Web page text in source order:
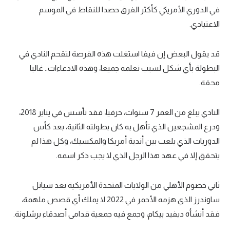
في الدوري الأمريكي كأكثر الفرق حصدا للنقاط في الموسم
الاعتيادي.
قد يقول البعض إن فيفا استغلت هذه الفرصة لتقحم النادي في
البطولة بأي شكل لسبب نعلمه جميعا، وهذه الادعاءات.. غالبا
محقة.
النادي يبلغ من العمر 7 سنوات، حرفيا، فقد تأسس في يناير 2018،
ودرع المشجعين الذي تأهل به كان بطولته الثانية، بعد كأس
الدوريات الذي يلعب بين أندية أمريكا والمكسيك، وكل هذا لم
يتحقق إلا في عهد هذا الرجل الذي لا يجب ذكر اسمه.
ثاني خصوم الأهلي من الولايات المتحدة الأمريكية بعد سياتل
ساوندرز الذي هزمه الأحمر في 2022 لا يملك أي قصص ملهمة،
فقد أنشأه ديفيد بيكام، وجمع فيه جمعية قدامى أصدقاء برشلونة.